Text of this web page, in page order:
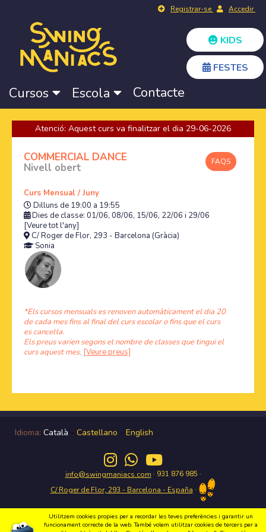
Registrar-se Accedir
KIDS
FESTES
Cursos Escola Contacte
Atenció: Aquest curs va finalitzar el dia 29-06-2026
FAQS
COMMERCIAL DANCE
Nivell obert
Curs Mensual / Juny
Dilluns de 19:00 a 19:55
Dies de classe: 01/06, 08/06, 15/06, 22/06 i 29/06
[Veure tot l'any]
C/ Roger de Flor, 293 - Barcelona (Gràcia)
Sonia
*Els cursos mensuals es renoven automàticament el dia 20
de cada mes fins al final del curs escolar o fins que el curs
es cancel·la.
Els preus varien segons el nombre de classes que tingui el
curs aquest mes. [Veure preus]
Idioma: Català - Castellano - English
info@swingmaniacs.com · 931 876 985 ·
C/ Roger de Flor, 293 - Barcelona - España ·
Utilitzem cookies propies per a recordar les teves preferències i garantir un
funcionament correcte de la web. També volem utilitzar cookies de tercers per a